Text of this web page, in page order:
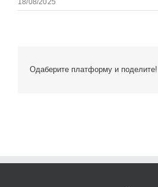
18/08/2025
Одаберите платформу и поделите!